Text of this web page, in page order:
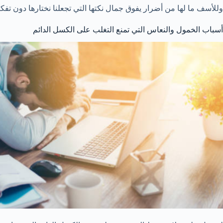
وللأسف ما لها من أضرار يفوق جمال نكتها التي تجعلنا نختارها دون
أسباب الخمول والنعاس التي تمنع التغلب على الكسل الدائم